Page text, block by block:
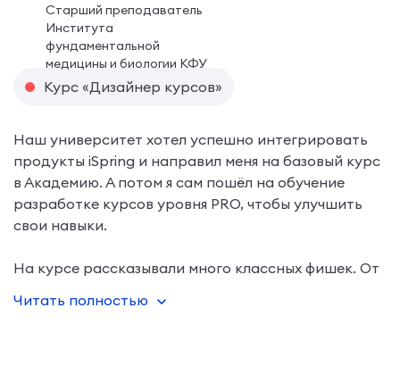
Старший преподаватель
Института
фундаментальной
медицины и биологии КФУ
Курс «Дизайнер курсов»
Наш университет хотел успешно интегрировать
продукты iSpring и направил меня на базовый курс
в Академию. А потом я сам пошёл на обучение
разработке курсов уровня PRO, чтобы улучшить
свои навыки.
На курсе рассказывали много классных фишек. От
на заметку у каждого преподавателя и
Читать полностью